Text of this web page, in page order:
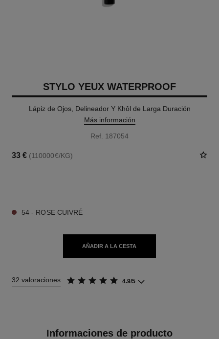
STYLO YEUX WATERPROOF
Lápiz de Ojos, Delineador Y Khôl de Larga Duración
Más información
Ref. 187054
33 € (110000€/KG)
54 - ROSE CUIVRÉ
AÑADIR A LA CESTA
32 valoraciones 4.9/5
Informaciones de producto